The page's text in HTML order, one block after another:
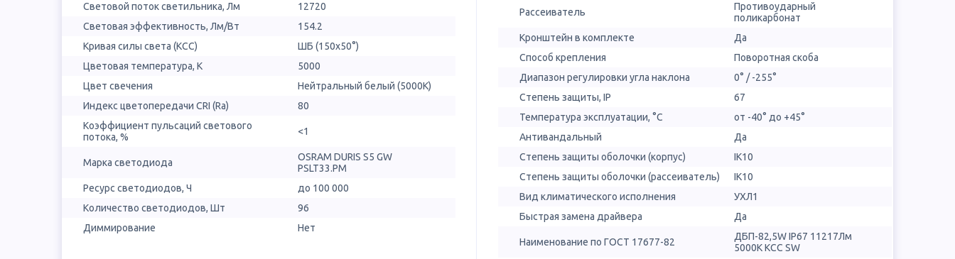
Световой поток светильника, Лм
12720
Световая эффективность, Лм/Вт
154.2
Кривая силы света (КСС)
ШБ (150х50°)
Цветовая температура, К
5000
Цвет свечения
Нейтральный белый (5000К)
Индекс цветопередачи CRI (Ra)
80
Коэффициент пульсаций светового
потока, %
<1
Марка светодиода
OSRAM DURIS S5 GW
PSLT33.PM
Ресурс светодиодов, Ч
до 100 000
Количество светодиодов, Шт
96
Диммирование
Нет
Рассеиватель
Противоударный
поликарбонат
Кронштейн в комплекте
Да
Способ крепления
Поворотная скоба
Диапазон регулировки угла наклона
0° / -255°
Степень защиты, IP
67
Температура эксплуатации, °С
от -40° до +45°
Антивандальный
Да
Степень защиты оболочки (корпус)
IK10
Степень защиты оболочки (рассеиватель)
IK10
Вид климатического исполнения
УХЛ1
Быстрая замена драйвера
Да
Наименование по ГОСТ 17677-82
ДБП-82,5W IP67 11217Лм
5000К КСС SW